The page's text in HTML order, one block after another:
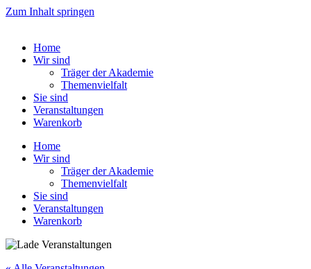
Zum Inhalt springen
Home
Wir sind
Träger der Akademie
Themenvielfalt
Sie sind
Veranstaltungen
Warenkorb
Home
Wir sind
Träger der Akademie
Themenvielfalt
Sie sind
Veranstaltungen
Warenkorb